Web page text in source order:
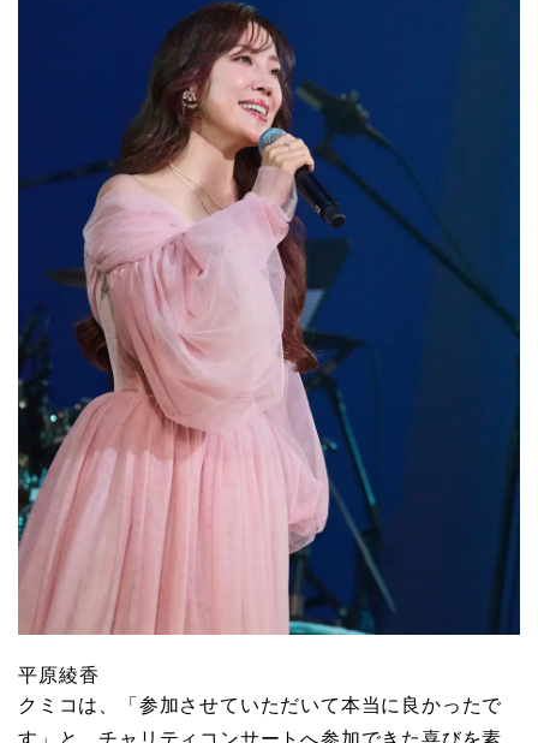
平原綾香
クミコは、「参加させていただいて本当に良かったで
す」と、チャリティコンサートへ参加できた喜びを素